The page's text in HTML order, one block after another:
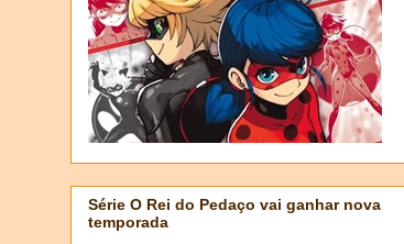
Série O Rei do Pedaço vai ganhar nova
temporada